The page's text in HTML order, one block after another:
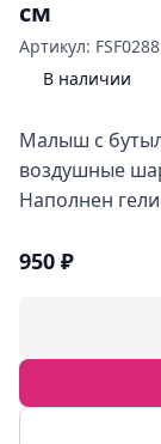
см
Артикул: FSF0288
В наличии
Малыш с
воздушные
Наполнен
950 ₽